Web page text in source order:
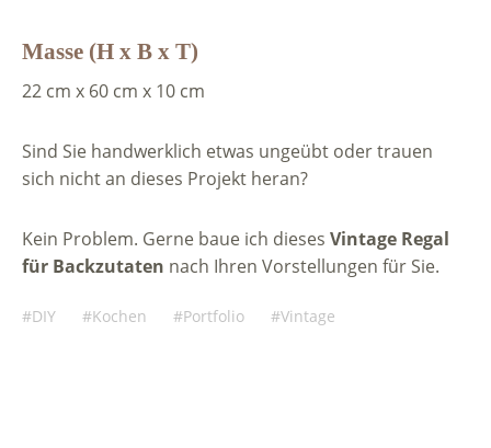
Masse (H x B x T)
22 cm x 60 cm x 10 cm
Sind Sie handwerklich etwas ungeübt oder trauen
sich nicht an dieses Projekt heran?
Kein Problem. Gerne baue ich dieses Vintage Regal
für Backzutaten nach Ihren Vorstellungen für Sie.
DIY Kochen Portfolio Vintage